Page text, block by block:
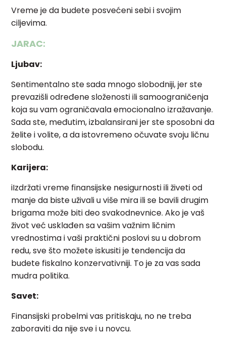
Vreme je da budete posvećeni sebi i svojim
ciljevima.
JARAC:
Ljubav:
Sentimentalno ste sada mnogo slobodniji, jer ste
prevazišli određene složenosti ili samoograničenja
koja su vam ograničavala emocionalno izražavanje.
Sada ste, međutim, izbalansirani jer ste sposobni da
želite i volite, a da istovremeno očuvate svoju ličnu
slobodu.
Karijera:
iIzdržati vreme finansijske nesigurnosti ili živeti od
manje da biste uživali u više mira ili se bavili drugim
brigama može biti deo svakodnevnice. Ako je vaš
život već usklađen sa vašim važnim ličnim
vrednostima i vaši praktični poslovi su u dobrom
redu, sve što možete iskusiti je tendencija da
budete fiskalno konzervativniji. To je za vas sada
mudra politika.
Savet:
Finansijski probelmi vas pritiskaju, no ne treba
zaboraviti da nije sve i u novcu.